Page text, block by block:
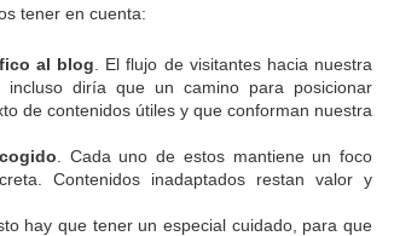
tener en cuenta:
al blog . El flujo de visitantes hacia nuestra
incluso diría que un camino para posicionar
de contenidos útiles y que conforman nuestra
. Cada uno de estos mantiene un foco
Contenidos inadaptados restan valor y
hay que tener un especial cuidado, para que